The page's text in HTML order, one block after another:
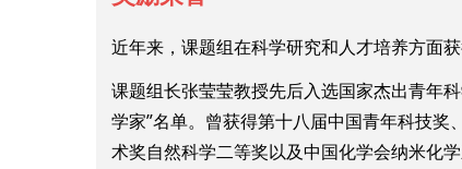
近年来，课题组在科学研究和人才培养方面获
课题组长张莹莹教授先后入选国家杰出青年
学家”名单。曾获得第十八届中国青年科技
术奖自然科学二等奖以及中国化学会纳米化